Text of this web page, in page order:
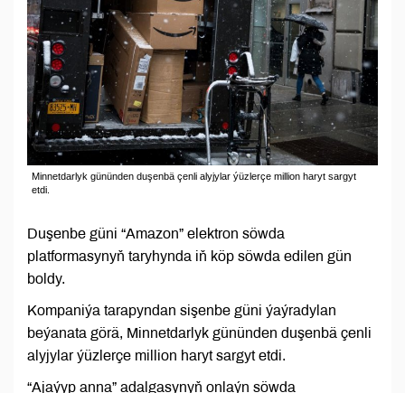
Minnetdarlyk gününden duşenbä çenli alyjylar ýüzlerçe million haryt sargyt
etdi.
Duşenbe güni “Amazon” elektron söwda
platformasynyň taryhynda iň köp söwda edilen gün
boldy.
Kompaniýa tarapyndan sişenbe güni ýaýradylan
beýanata görä, Minnetdarlyk gününden duşenbä çenli
alyjylar ýüzlerçe million haryt sargyt etdi.
“Ajaýyp anna” adalgasynyň onlaýn söwda